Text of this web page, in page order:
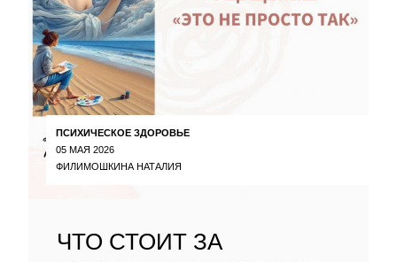
ПСИХИЧЕСКОЕ ЗДОРОВЬЕ
05 МАЯ 2026
ФИЛИМОШКИНА НАТАЛИЯ
ЧТО СТОИТ ЗА